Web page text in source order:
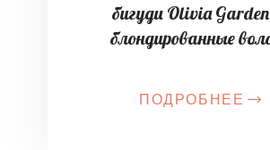
бигуди Olivia
блондированные
ПОДРОБНЕЕ